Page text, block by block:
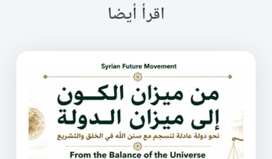
اقرأ أيضا